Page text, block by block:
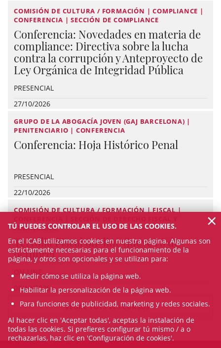
COMISIÓN DE CULTURA / FORMACIÓN | COMPLIANCE |
CONFERENCIA | SECCIÓN DE COMPLIANCE
Conferencia: Novedades en materia de
compliance: Directiva sobre la lucha
contra la corrupción y Anteproyecto de
Ley Orgánica de Integridad Pública
PRESENCIAL
27/10/2026
GRUPO DE LA ABOGACÍA JOVEN (GAJ BARCELONA) |
PENITENCIARIO | CONFERENCIA
Conferencia: Hoja Histórico Penal
PRESENCIAL
22/10/2026
COMISIÓN DE CULTURA / FORMACIÓN | FISCAL |
FINANCIERO
Tertulia Fiscal on-line (jueves 8 de
octubre)
ON-LINE
08/10/2026
VEURE TOTS ELS CURSOS
TÚ PUEDES CONTROLAR EL USO DE LAS COOKIES.
En el ICAB utilizamos cookies en nuestra página. Algunas son
estrictamente necesarias para el funcionamiento de la
página, y otros son opcionales y se utilizan para:
Medir cómo se utiliza la página web.
Habilitar la personalización de la página web.
Para funciones de publicidad, marketing y redes sociales.
Al hacer clic en 'Aceptar todas', aceptas la instalación de
todas las cookies. Si prefieres configurar tú mismo / a o
rechazarlas, haz clic en 'Configuración de cookies'.
×